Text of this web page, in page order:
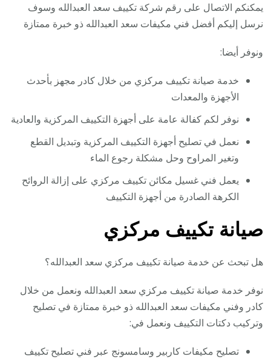
يمكنكم الاتصال على رقم شركة تكييف سعد العبدالله وسوف
نرسل إليكم أفضل فني مكيفات سعد العبدالله ذو خبرة ممتازة
ونوفر أيضا:
خدمة صيانة تكييف مركزي من خلال كادر مجهز بأحدث
الأجهزة والمعدات
نوفر لكم كفالة عامة على أجهزة التكييف المركزية والعادية
نعمل في تصليح أجهزة التكييف المركزية وتبديل القطع
وتغير المراوح وحل مشكلة رجوع الماء
يعمل فني غسيل مكائن تكييف مركزي على إزالة الروائح
الكرهة الصادرة من أجهزة التكييف
صيانة تكييف مركزي
هل تبحث عن خدمة صيانة تكييف مركزي سعد العبدالله؟
نوفر خدمة صيانة تكييف مركزي سعد العبدالله ونعمل من خلال
كادر وفني مكيفات سعد العبدالله ذو خبرة ممتازة في تصليح
وتركيب دكتات التكييف ونعمل في:
تصليح مكيفات كاربير وسامسونج عبر فني تصليح تكييف